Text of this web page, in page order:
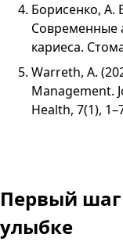
Борисенко, А.
Современные
кариеса.
Warreth, A.
Management.
Health, 7(1),
Первый
улыбке